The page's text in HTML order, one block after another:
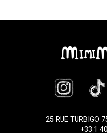
25 RUE TURBIGO
+33 1